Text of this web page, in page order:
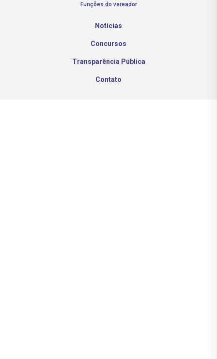
Funções do vereador
Notícias
Concursos
Transparência Pública
Contato